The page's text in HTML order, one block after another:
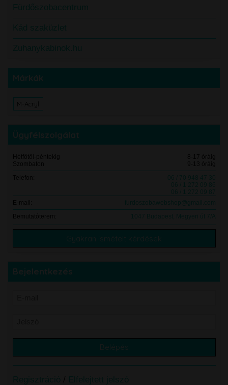
Fürdőszobacentrum
Kád szaküzlet
Zuhanykabinok.hu
Márkák
M-Acryl
Ügyfélszolgálat
Hétfőtől-péntekig
8-17 óráig
Szombaton
9-13 óráig
Telefon:
06 / 70 948 47 30
06 / 1 272 09 86
06 / 1 272 09 87
furdoszobawebshop@gmail.com
Bemutatóterem:
1047 Budapest, Megyeri út 7/A
Gyakran ismételt kérdések
Bejelentkezés
Regisztráció / Elfelejtett jelszó